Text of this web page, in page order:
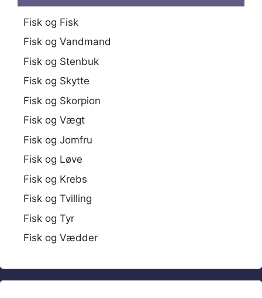
Fisk og Fisk
Fisk og Vandmand
Fisk og Stenbuk
Fisk og Skytte
Fisk og Skorpion
Fisk og Vægt
Fisk og Jomfru
Fisk og Løve
Fisk og Krebs
Fisk og Tvilling
Fisk og Tyr
Fisk og Vædder